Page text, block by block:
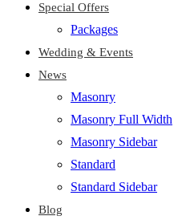
Special Offers
Packages
Wedding & Events
News
Masonry
Masonry Full Width
Masonry Sidebar
Standard
Standard Sidebar
Blog